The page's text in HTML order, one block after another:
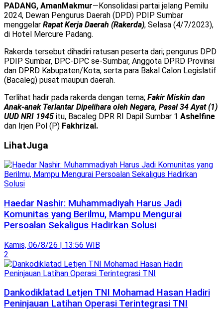
PADANG, AmanMakmur—Konsolidasi partai jelang Pemilu
2024, Dewan Pengurus Daerah (DPD) PDIP Sumbar
menggelar Rapat Kerja Daerah (Rakerda), Selasa (4/7/2023),
di Hotel Mercure Padang.
Rakerda tersebut dihadiri ratusan peserta dari; pengurus DPD
PDIP Sumbar, DPC-DPC se-Sumbar, Anggota DPRD Provinsi
dan DPRD Kabupaten/Kota, serta para Bakal Calon Legislatif
(Bacaleg) pusat maupun daerah.
Terlihat hadir pada rakerda dengan tema; Fakir Miskin dan
Anak-anak Terlantar Dipelihara oleh Negara, Pasal 34 Ayat (1)
UUD NRI 1945 itu, Bacaleg DPR RI Dapil Sumbar 1 Ashelfine
dan Irjen Pol (P) Fakhrizal.
LihatJuga
Haedar Nashir: Muhammadiyah Harus Jadi
Komunitas yang Berilmu, Mampu Mengurai
Persoalan Sekaligus Hadirkan Solusi
Kamis, 06/8/26 | 13:56 WIB
2
Dankodiklatad Letjen TNI Mohamad Hasan Hadiri
Peninjauan Latihan Operasi Terintegrasi TNI